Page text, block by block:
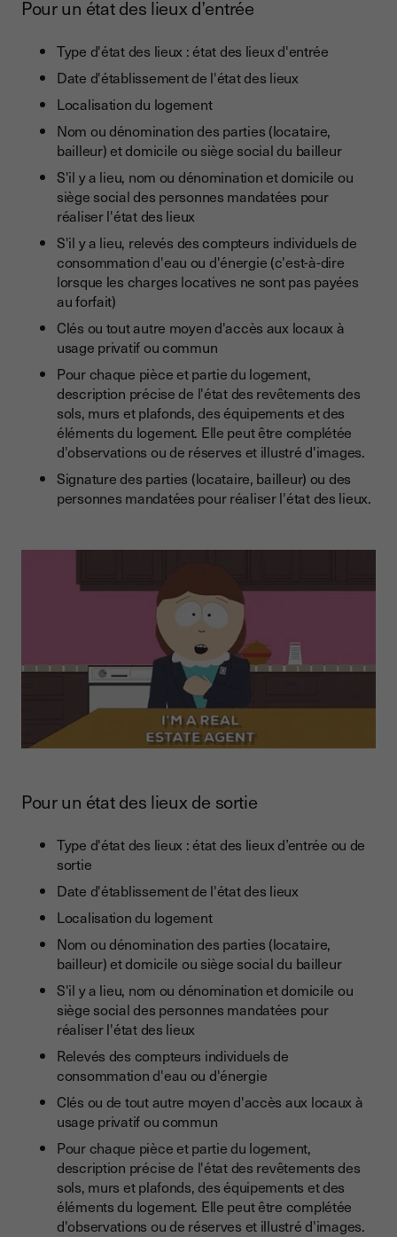
Pour un état des lieux d’entrée
Type d'état des lieux : état des lieux d'entrée
Date d'établissement de l'état des lieux
Localisation du logement
Nom ou dénomination des parties (locataire,
bailleur) et domicile ou siège social du bailleur
S'il y a lieu, nom ou dénomination et domicile ou
siège social des personnes mandatées pour
réaliser l'état des lieux
S'il y a lieu, relevés des compteurs individuels de
consommation d'eau ou d'énergie (c'est-à-dire
lorsque les charges locatives ne sont pas payées
au forfait)
Clés ou tout autre moyen d'accès aux locaux à
usage privatif ou commun
Pour chaque pièce et partie du logement,
description précise de l'état des revêtements des
sols, murs et plafonds, des équipements et des
éléments du logement. Elle peut être complétée
d'observations ou de réserves et illustré d'images.
Signature des parties (locataire, bailleur) ou des
personnes mandatées pour réaliser l'état des lieux.
Pour un état des lieux de sortie
Type d'état des lieux : état des lieux d’entrée ou de
sortie
Date d'établissement de l'état des lieux
Localisation du logement
Nom ou dénomination des parties (locataire,
bailleur) et domicile ou siège social du bailleur
S'il y a lieu, nom ou dénomination et domicile ou
siège social des personnes mandatées pour
réaliser l'état des lieux
Relevés des compteurs individuels de
consommation d'eau ou d'énergie
Clés ou de tout autre moyen d'accès aux locaux à
usage privatif ou commun
Pour chaque pièce et partie du logement,
description précise de l'état des revêtements des
sols, murs et plafonds, des équipements et des
éléments du logement. Elle peut être complétée
d'observations ou de réserves et illustré d'images.